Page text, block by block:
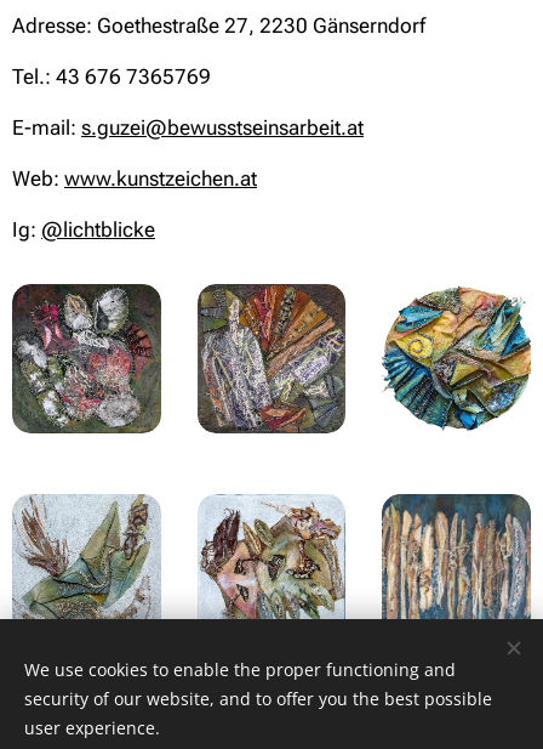
Adresse: Goethestraße 27, 2230 Gänserndorf
Tel.: 43 676 7365769
E-mail: s.guzei@bewusstseinsarbeit.at
Web: www.kunstzeichen.at
Ig: @lichtblicke
We use cookies to enable the proper functioning and
security of our website, and to offer you the best possible
user experience.